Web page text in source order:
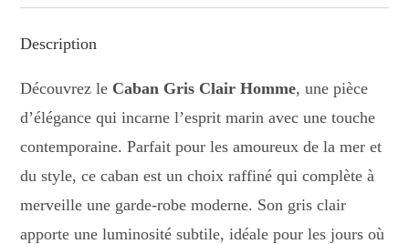
Description
Découvrez le Caban Gris Clair Homme, une pièce
d’élégance qui incarne l’esprit marin avec une touche
contemporaine. Parfait pour les amoureux de la mer et
du style, ce caban est un choix raffiné qui complète à
merveille une garde-robe moderne. Son gris clair
apporte une luminosité subtile, idéale pour les jours où